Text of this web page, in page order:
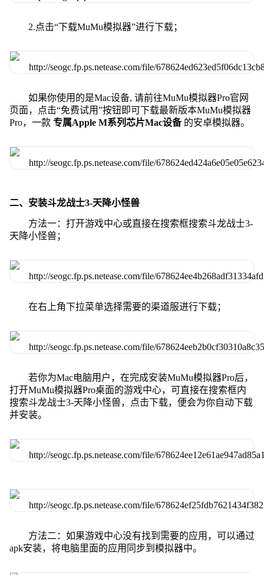
2.点击“下载MuMu模拟器”进行下载；
如果你使用的是Mac设备, 请前往MuMu模拟器Pro官网
页面，点击“免费试用”按钮即可下载最新版本MuMu模拟器
Pro，一款 专属Apple M系列芯片Mac设备 的安卓模拟器。
二、安装斗龙战士3-天降小怪兽
方法一：打开游戏中心或直接在搜索框搜索斗龙战士3-
天降小怪兽；
在右上角下拉菜单选择需要的渠道服进行下载；
若你为Mac电脑用户，在完成安装MuMu模拟器Pro后，
打开MuMu模拟器Pro桌面的游戏中心，可直接在搜索框内
搜索斗龙战士3-天降小怪兽，点击下载，便会为你自动下载
并安装。
方法二：如果游戏中心没有找到需要的应用，可以通过
apk安装，将电脑里面的应用同步到模拟器中。